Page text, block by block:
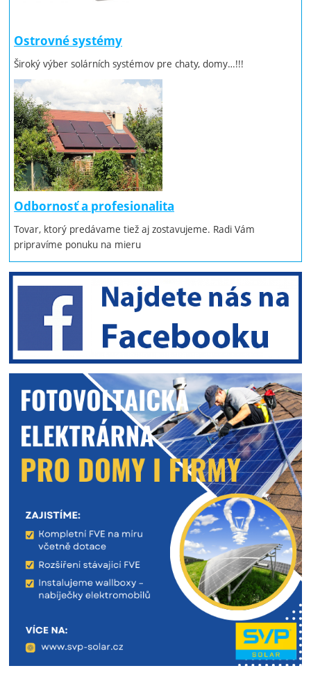
Ostrovné systémy
Široký výber solárních systémov pre chaty, domy…!!!
Odbornosť a profesionalita
Tovar, ktorý predávame tiež aj zostavujeme. Radi Vám
pripravíme ponuku na mieru